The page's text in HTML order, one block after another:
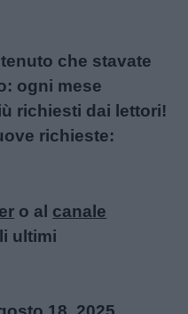
che stavate
ogni mese
richiesti dai lettori!
richieste:
o al canale
ultimi